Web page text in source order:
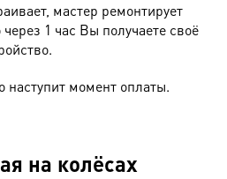
мастер ремонтирует
1 час Вы получаете своё
наступит момент оплаты.
на колёсах